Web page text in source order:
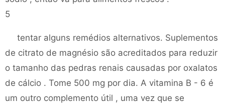
5
tentar alguns remédios alternativos. Suplementos
de citrato de magnésio são acreditados para reduzir
o tamanho das pedras renais causadas por oxalatos
de cálcio . Tome 500 mg por dia. A vitamina B - 6 é
um outro complemento útil , uma vez que se